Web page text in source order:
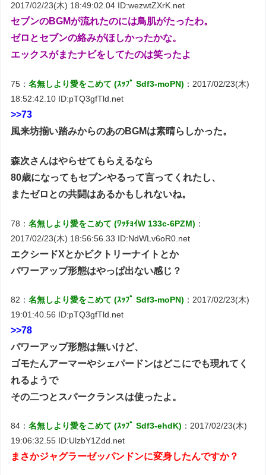
2017/02/23(木) 18:49:02.04 ID:wezwtZXrK.net
セブンのBGMが流れたのには鳥肌がたったわ。
ゼロとセブンの絡みがほしかったかな。
エックスがまたナビをしてたのは笑ったよ
75：名無しより愛をこめて (ｽｯﾌﾟ Sdf3-moPN) ：2017/02/23(木)
18:52:42.10 ID:pTQ3gfTld.net
>>73
風来坊揃い踏みからのあのBGMは素晴らしかった。
森次さんはやらせてもらえるなら
80歳になってもセブンやるって言ってくれたし、
またゼロとの共闘はあるかもしれないね。
78：名無しより愛をこめて (ﾜｯﾁｮｲW 133c-6PZM) ：
2017/02/23(木) 18:56:56.33 ID:NdWLv6oR0.net
エクシードXとかビクトリーナイトとか
パワーアップ形態はやっぱ出ない感じ？
82：名無しより愛をこめて (ｽｯﾌﾟ Sdf3-moPN) ：2017/02/23(木)
19:01:40.56 ID:pTQ3gfTld.net
>>78
パワーアップ形態は無いけど、
ゴモたんアーマーやシェパードンはどこにでも現れてく
れるようで
その二つとスパークランスは使ったよ。
84：名無しより愛をこめて (ｽｯﾌﾟ Sdf3-ehdK) ：2017/02/23(木)
19:06:32.55 ID:UlzbY1Zdd.net
まさかジャグラーゼッパンドンに変身したんですか？